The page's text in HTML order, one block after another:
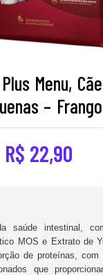
Menu,
–
R$ 22,90
saúde intestinal,
MOS e Extrato de
de proteínas, com
que